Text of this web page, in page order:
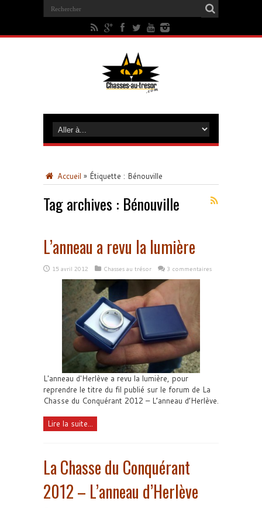
Accueil » Étiquette : Bénouville
Tag archives : Bénouville
L’anneau a revu la lumière
15 avril 2012 Chasses au trésor 3 commentaires
L'anneau d'Herlève a revu la lumière, pour
reprendre le titre du fil publié sur le forum de La
Chasse du Conquérant 2012 – L’anneau d’Herlève.
Lire la suite...
La Chasse du Conquérant
2012 – L’anneau d’Herlève